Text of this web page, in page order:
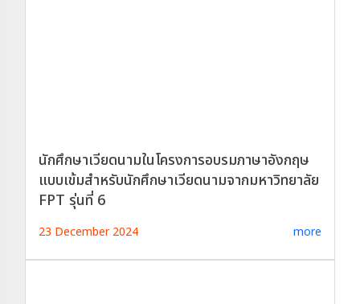
นักศึกษาเวียดนามในโครงการอบรมภาษาอังกฤษ
แบบเข้มสำหรับนักศึกษาเวียดนามจากมหาวิทยาลัย
FPT รุ่นที่ 6
23 December 2024 more